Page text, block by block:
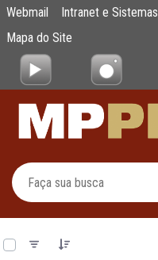
Pular para o Conteúdo principal
Documentos
Webmail Intranet e Sistemas
Mapa do Site